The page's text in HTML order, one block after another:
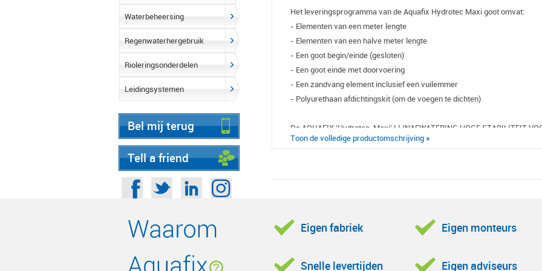
Waterbeheersing
Regenwaterhergebruik
Rioleringsonderdelen
Leidingsystemen
Bel mij terug
Tell a friend
Het leveringsprogramma van de Aquafix Hydrotec Maxi goot omvat:
- Elementen van een meter lengte
- Elementen van een halve meter lengte
- Een goot begin/einde (gesloten)
- Een goot einde met doorvoering
- Een zandvang element inclusief een vuilemmer
- Polyurethaan afdichtingskit (om de voegen te dichten)
De AQUAFIX ‘Hydrotec-Maxi’ LIJNAFWATERING HOGE STABILITEIT
De Aquafix-Hydrotec MAXI afvoergoot is de optimale afvoergoot met
- Voorgevormde verticale afvoer in de bodem van de goot DN100/150
- Gootelement uit vezel versterkt beton C35/45
Toon de volledige productomschrijving »
Eigen fabriek Eigen monteurs
Snelle levertijden Eigen adviseurs